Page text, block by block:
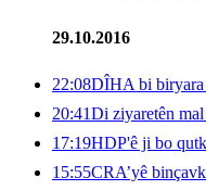
29.10.2016
22:08DÎHA bi
20:41Di ziyaretên
17:19HDP'ê ji bo
15:55CRA’yê